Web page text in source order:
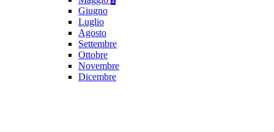
Giugno
Luglio
Agosto
Settembre
Ottobre
Novembre
Dicembre